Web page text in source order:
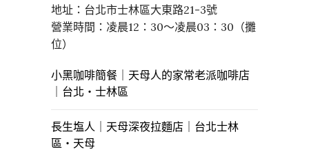
地址：台北市士林區大東路21-3號
營業時間：凌晨12：30～凌晨03：30（攤
位）
小黑咖啡簡餐｜天母人的家常老派咖啡店
｜台北・士林區
長生塩人｜天母深夜拉麵店｜台北士林
區・天母